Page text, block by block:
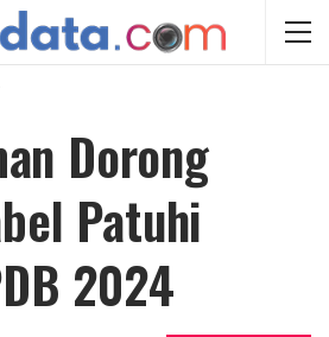
Dorong
Patuhi
2024